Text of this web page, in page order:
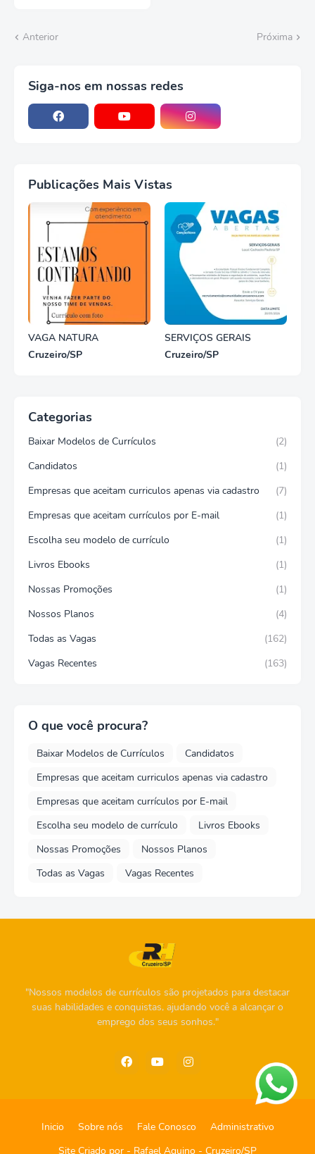
Anterior Próxima
Siga-nos em nossas redes
Publicações Mais Vistas
VAGA NATURA
Cruzeiro/SP
SERVIÇOS GERAIS
Cruzeiro/SP
Categorias
Baixar Modelos de Currículos
(2)
Candidatos
(1)
Empresas que aceitam curriculos apenas via cadastro
(7)
Empresas que aceitam currículos por E-mail
(1)
Escolha seu modelo de currículo
(1)
Livros Ebooks
(1)
Nossas Promoções
(1)
Nossos Planos
(4)
Todas as Vagas
(162)
Vagas Recentes
(163)
O que você procura?
Baixar Modelos de Currículos
Candidatos
Empresas que aceitam curriculos apenas via cadastro
Empresas que aceitam currículos por E-mail
Escolha seu modelo de currículo
Livros Ebooks
Nossas Promoções
Nossos Planos
Todas as Vagas
Vagas Recentes
"Nossos modelos de currículos são projetados para destacar
suas habilidades e conquistas, ajudando você a alcançar o
emprego dos seus sonhos."
Site Criado por - Rafael Aquino - Cruzeiro/SP
Inicio Sobre nós Fale Conosco Administrativo